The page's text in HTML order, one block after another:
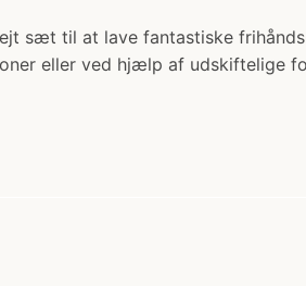
sæt til at lave fantastiske
eller ved hjælp af udskiftelige